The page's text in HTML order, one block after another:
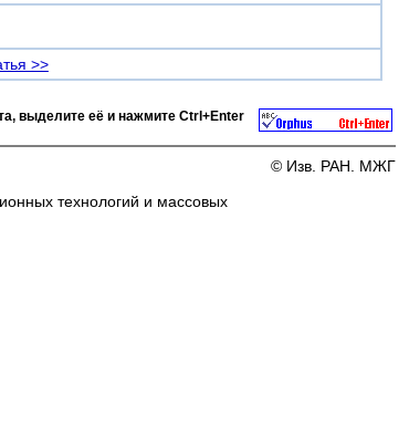
>>
выделите её и нажмите Ctrl+Enter
технологий и массовых
© Изв. РАН. МЖГ